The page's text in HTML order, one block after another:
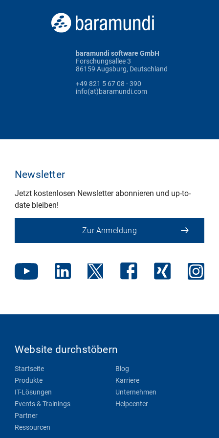
baramundi software GmbH
Forschungsallee 3
86159 Augsburg, Deutschland
+49 821 5 67 08 - 390
info(at)baramundi.com
Newsletter
Jetzt kostenlosen Newsletter abonnieren und up-to-
date bleiben!
Zur Anmeldung
Website durchstöbern
Startseite
Produkte
IT-Lösungen
Events & Trainings
Partner
Ressourcen
Blog
Karriere
Unternehmen
Helpcenter